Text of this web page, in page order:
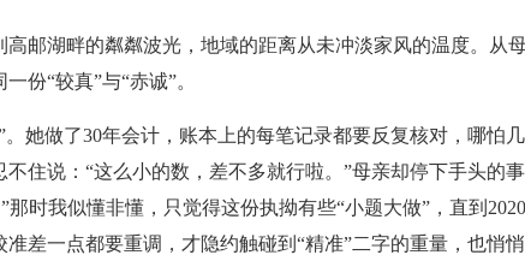
湖畔的粼粼波光，地域的距离从未冲淡家风的温度。从
份“较真”与“赤诚”。
做了30年会计，账本上的每笔记录都要反复核对，哪怕几
住说：“这么小的数，差不多就行啦。”母亲却停下手头的
那时我似懂非懂，只觉得这份执拗有些“小题大做”，直到
差一点都要重调，才隐约触碰到“精准”二字的重量，也悄悄